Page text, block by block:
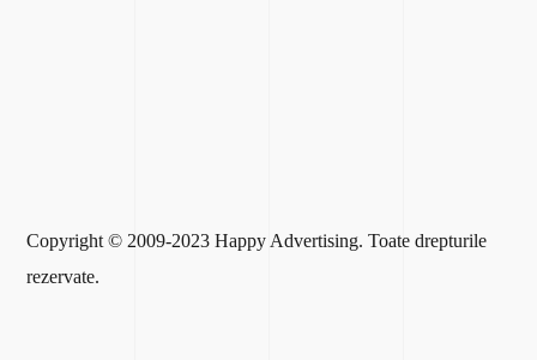
Copyright © 2009-2023 Happy Advertising. Toate drepturile
rezervate.